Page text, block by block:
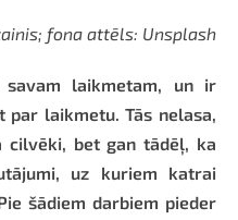
fona attēls: Unsplash
laikmetam, un ir
par laikmetu. Tās nelasa,
cilvēki, bet gan tādēļ, ka
uz kuriem katrai
šādiem darbiem pieder